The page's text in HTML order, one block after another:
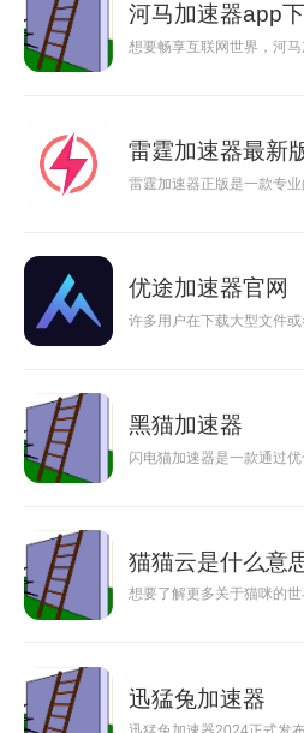
河马加速器app
想要畅享互联网世界，河
雷霆加速器最新
雷霆加速器正版是一款专
优途加速器官网
许多用户在下载大型文件
黑猫加速器
闪电猫加速器是一款通过
猫猫云是什么意
想要了解更多关于猫咪的
迅猛兔加速器